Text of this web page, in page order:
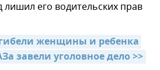
лишил его водительских прав
женщины и ребенка
завели уголовное дело >>